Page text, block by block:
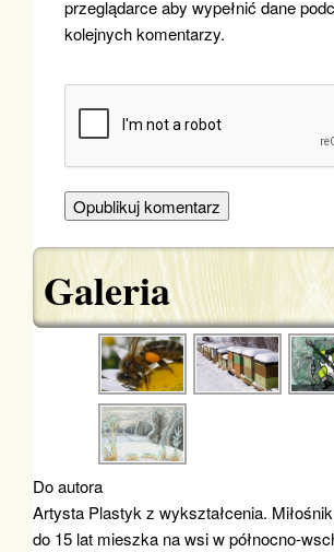
przeglądarce aby wypełnić dane
kolejnych komentarzy.
Galeria
Do autora
Artysta Plastyk z wykształcenia.
do 15 lat mieszka na wsi w północno-